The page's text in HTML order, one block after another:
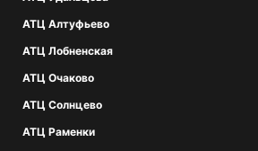
АТЦ Алтуфьево
АТЦ Лобненская
АТЦ Очаково
АТЦ Солнцево
АТЦ Раменки